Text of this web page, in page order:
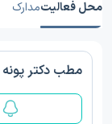
محل فعالیتمدارک
مطب دکتر پونه